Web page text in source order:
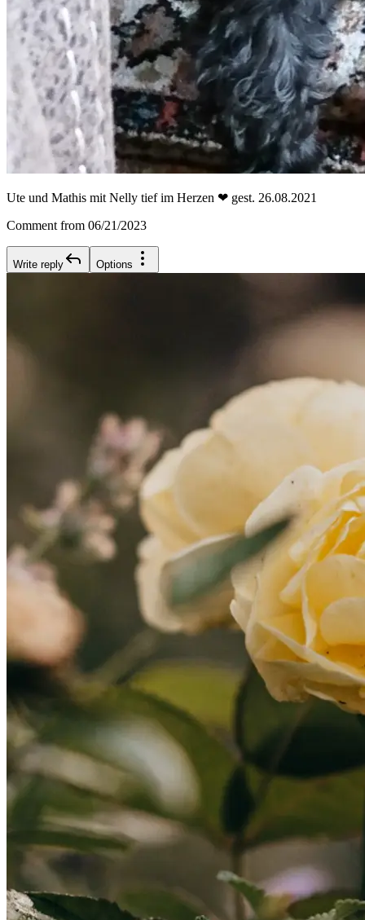
Ute und Mathis mit Nelly tief im Herzen ❤ gest. 26.08.2021
Comment from 06/21/2023
Write reply Options